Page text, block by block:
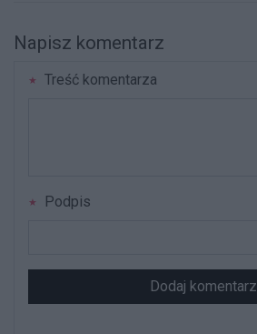
Napisz komentarz
Treść komentarza
Podpis
Dodaj komentarz